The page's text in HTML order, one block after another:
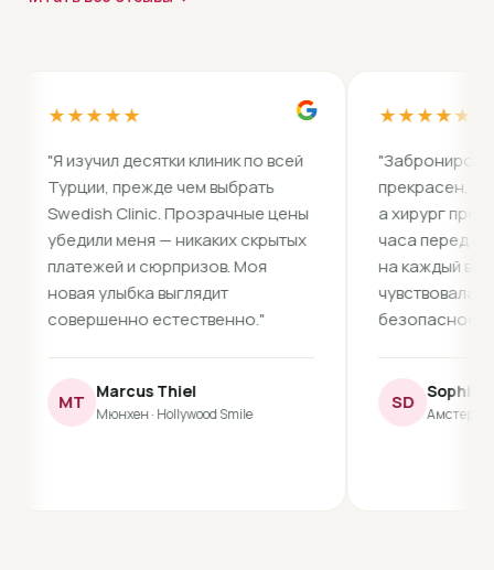
изучил десятки клиник по всей
прежде чем выбрать
Clinic. Прозрачные цены
меня — никаких скрытых
и сюрпризов. Моя
улыбка выглядит
естественно."
Marcus Thiel
Мюнхен · Hollywood Smile
★★★★★
"Забронированный
прекрасен,
а хирург провёл со
часа перед
на каждый вопрос. Я
чувствовала себя в
безопасности."
Sophia Dijkstra
Амстердам ·